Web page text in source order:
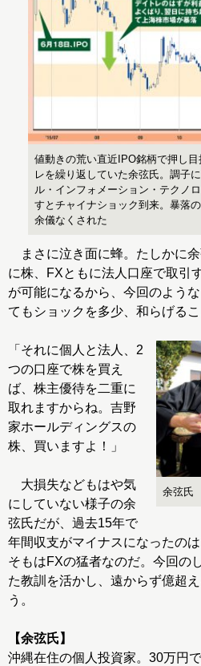
値動きの荒い直近IPO銘柄で押し目
レを繰り返していた余弦氏。調子
ル・インフォメーション・テクノ
すとチャイナショック到来。暴落
余儀なくされた
まさに泣き面に蜂。たしかに余
に株、FXともに法人口座で取引
が可能になるから、今回のよう
てもショックを多少、和らげるこ
余弦氏
「それに個人と法人、2
つの口座で株を買え
ば、株主優待を二重に
取れますからね。吉野
家ホールディングスの
株、買いますよ！」
大損失などもはや気
にしていない様子の余
弦氏だが、過去15年で
年間収支がマイナスになったの
そもはFXの猛者なのだ。今回の
た教訓を活かし、遠からず億超
う。
【余弦氏】
沖縄在住の個人投資家。30万円